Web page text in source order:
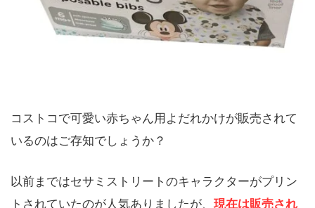
コストコで可愛い赤ちゃん用よだれかけが販売されて
いるのはご存知でしょうか？
以前まではセサミストリートのキャラクターがプリン
トされていたのが人気ありましたが、 現在は販売され